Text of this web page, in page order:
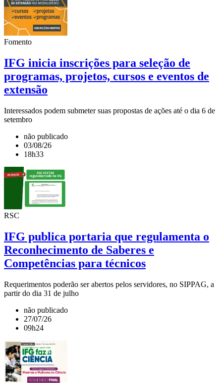
Fomento
IFG inicia inscrições para seleção de
programas, projetos, cursos e eventos de
extensão
Interessados podem submeter suas propostas de ações até o dia 6 de
setembro
não publicado
03/08/26
18h33
RSC
IFG publica portaria que regulamenta o
Reconhecimento de Saberes e
Competências para técnicos
Requerimentos poderão ser abertos pelos servidores, no SIPPAG, a
partir do dia 31 de julho
não publicado
27/07/26
09h24